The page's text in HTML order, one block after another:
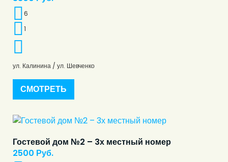
6
1
ул. Калинина / ул. Шевченко
СМОТРЕТЬ
Гостевой дом №2 – 3х местный номер
2500 Руб.